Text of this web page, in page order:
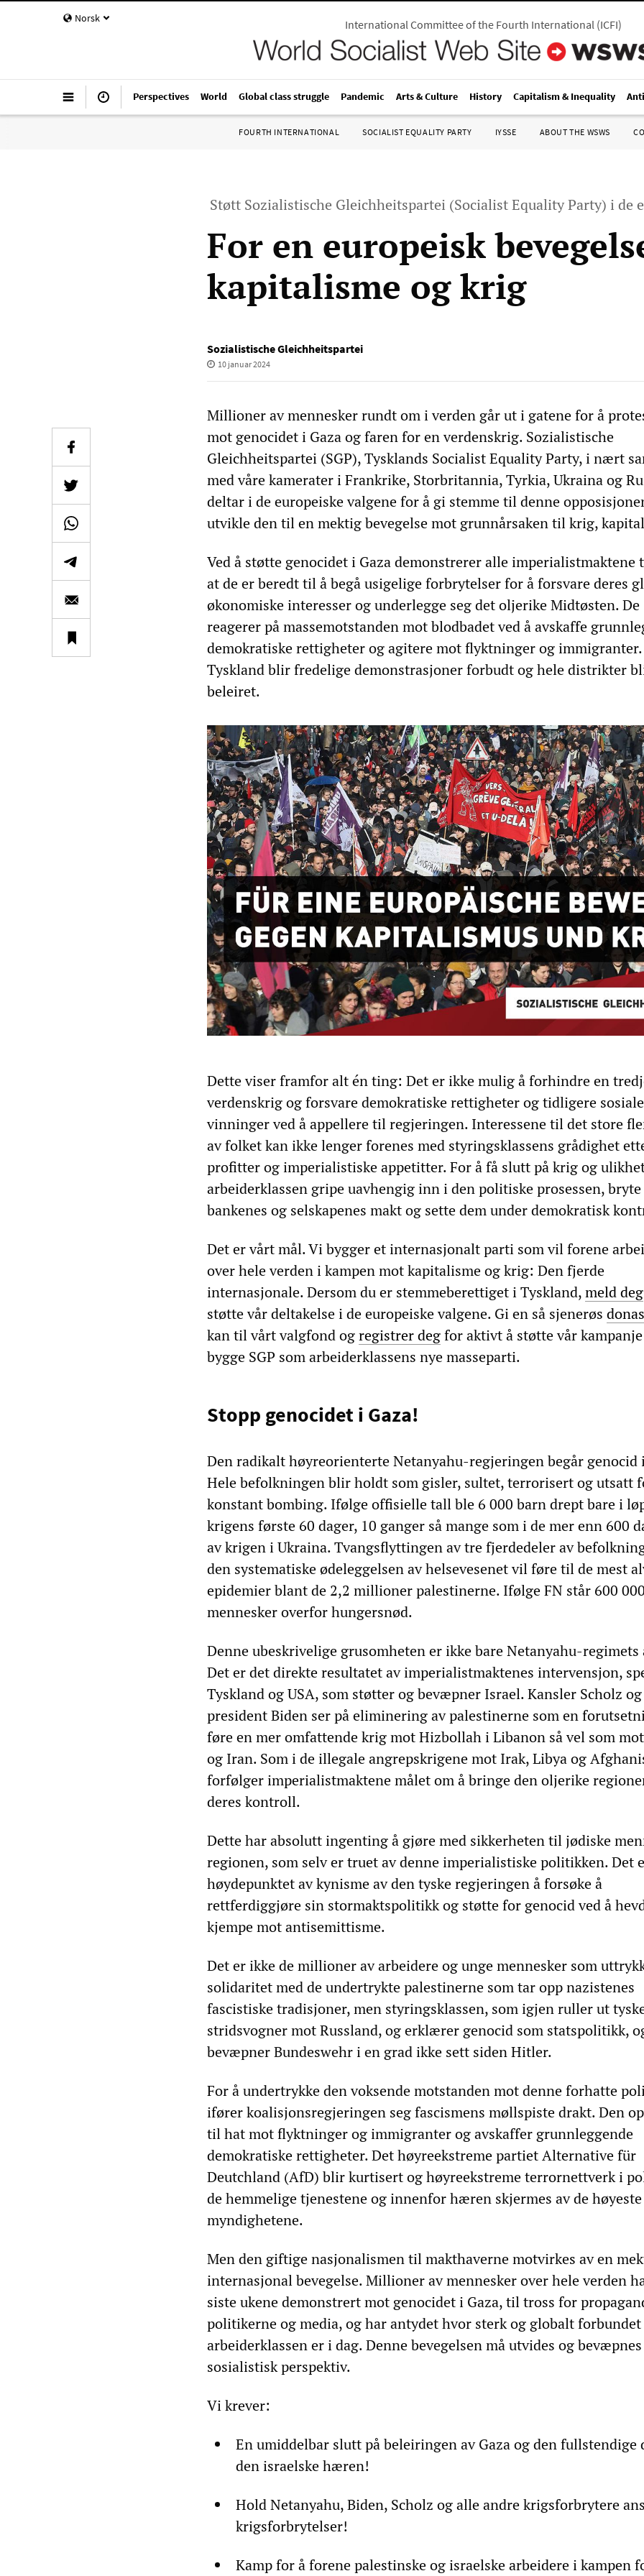
Norsk International Committee of the Fourth International(ICFI)
Perspectives World Global class struggle Pandemic Arts & Culture History Capitalism & Inequality
FOURTH INTERNATIONAL SOCIALIST EQUALITY PARTY IYSSE ABOUT THE WSWS
Støtt Sozialistische Gleichheitspartei (Socialist Equality Party) i de
For en europeisk
kapitalisme og krig
Sozialistische Gleichheitspartei
10 januar 2024
Millioner av mennesker rundt om i verden går ut i gatene for å
mot genocidet i Gaza og faren for en verdenskrig. Sozialistische
Gleichheitspartei (SGP), Tysklands Socialist Equality Party, i nært
med våre kamerater i Frankrike, Storbritannia, Tyrkia, Ukraina og
deltar i de europeiske valgene for å gi stemme til denne
utvikle den til en mektig bevegelse mot grunnårsaken til krig,
Ved å støtte genocidet i Gaza demonstrerer alle imperialistmaktene
at de er beredt til å begå usigelige forbrytelser for å forsvare deres
økonomiske interesser og underlegge seg det oljerike Midtøsten. De
reagerer på massemotstanden mot blodbadet ved å avskaffe
demokratiske rettigheter og agitere mot flyktninger og
Tyskland blir fredelige demonstrasjoner forbudt og hele distrikter
beleiret.
Dette viser framfor alt én ting: Det er ikke mulig å forhindre en
verdenskrig og forsvare demokratiske rettigheter og tidligere sosiale
vinninger ved å appellere til regjeringen. Interessene til det store
av folket kan ikke lenger forenes med styringsklassens grådighet
profitter og imperialistiske appetitter. For å få slutt på krig og
arbeiderklassen gripe uavhengig inn i den politiske prosessen, bryte
bankenes og selskapenes makt og sette dem under demokratisk
Det er vårt mål. Vi bygger et internasjonalt parti som vil forene
over hele verden i kampen mot kapitalisme og krig: Den fjerde
internasjonale. Dersom du er stemmeberettiget i Tyskland,meld deg
støtte vår deltakelse i de europeiske valgene. Gi en så sjenerøs
kan til vårt valgfond ogregistrer degfor aktivt å støtte vår
bygge SGP som arbeiderklassens nye masseparti.
Stopp genocidet i Gaza!
Den radikalt høyreorienterte Netanyahu-regjeringen begår genocid
Hele befolkningen blir holdt som gisler, sultet, terrorisert og utsatt
konstant bombing. Ifølge offisielle tall ble 6 000 barn drept bare i
krigens første 60 dager, 10 ganger så mange som i de mer enn 600
av krigen i Ukraina. Tvangsflyttingen av tre fjerdedeler av
den systematiske ødeleggelsen av helsevesenet vil føre til de mest
epidemier blant de 2,2 millioner palestinerne. Ifølge FN står 600
mennesker overfor hungersnød.
Denne ubeskrivelige grusomheten er ikke bare Netanyahu-regimets
Det er det direkte resultatet av imperialistmaktenes intervensjon,
Tyskland og USA, som støtter og bevæpner Israel. Kansler Scholz og
president Biden ser på eliminering av palestinerne som en
føre en mer omfattende krig mot Hizbollah i Libanon så vel som
og Iran. Som i de illegale angrepskrigene mot Irak, Libya og
forfølger imperialistmaktene målet om å bringe den oljerike
deres kontroll.
Dette har absolutt ingenting å gjøre med sikkerheten til jødiske
regionen, som selv er truet av denne imperialistiske politikken. Det
høydepunktet av kynisme av den tyske regjeringen å forsøke å
rettferdiggjøre sin stormaktspolitikk og støtte for genocid ved å
kjempe mot antisemittisme.
Det er ikke de millioner av arbeidere og unge mennesker som
solidaritet med de undertrykte palestinerne som tar opp nazistenes
fascistiske tradisjoner, men styringsklassen, som igjen ruller ut
stridsvogner mot Russland, og erklærer genocid som statspolitikk,
bevæpner Bundeswehr i en grad ikke sett siden Hitler.
For å undertrykke den voksende motstanden mot denne forhatte
ifører koalisjonsregjeringen seg fascismens møllspiste drakt. Den
til hat mot flyktninger og immigranter og avskaffer grunnleggende
demokratiske rettigheter. Det høyreekstreme partiet Alternative für
Deutchland (AfD) blir kurtisert og høyreekstreme terrornettverk i
de hemmelige tjenestene og innenfor hæren skjermes av de høyeste
myndighetene.
Men den giftige nasjonalismen til makthaverne motvirkes av en
internasjonal bevegelse. Millioner av mennesker over hele verden
siste ukene demonstrert mot genocidet i Gaza, til tross for
politikerne og media, og har antydet hvor sterk og globalt forbundet
arbeiderklassen er i dag. Denne bevegelsen må utvides og
sosialistisk perspektiv.
Vi krever:
En umiddelbar slutt på beleiringen av Gaza og den
den israelske hæren!
Hold Netanyahu, Biden, Scholz og alle andre krigsforbrytere
krigsforbrytelser!
Kamp for å forene palestinske og israelske arbeidere i kampen